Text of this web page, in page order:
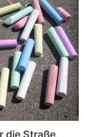
die Straße